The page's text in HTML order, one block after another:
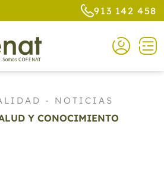
913 142 458
- NOTICIAS
Y CONOCIMIENTO